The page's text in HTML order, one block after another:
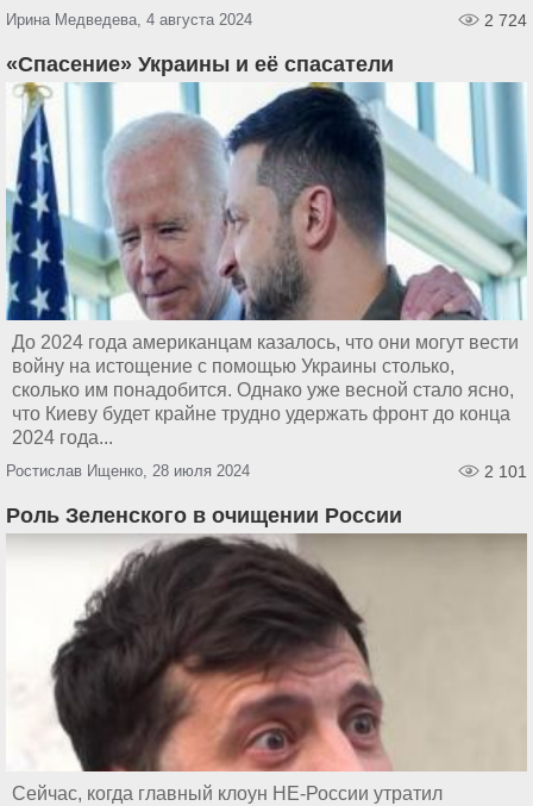
Ирина Медведева, 4 августа 2024 2 724
«Спасение» Украины и её спасатели
До 2024 года американцам казалось, что они могут вести
войну на истощение с помощью Украины столько,
сколько им понадобится. Однако уже весной стало ясно,
что Киеву будет крайне трудно удержать фронт до конца
2024 года...
Ростислав Ищенко, 28 июля 2024 2 101
Роль Зеленского в очищении России
Сейчас, когда главный клоун НЕ-России утратил